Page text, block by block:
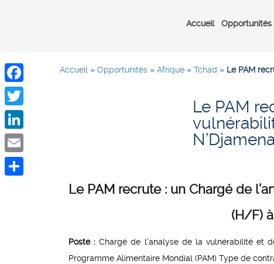
Accueil Opportunités
Accueil » Opportunités » Afrique » Tchad » Le PAM
Le PAM
Le PAM recrute : un Chargé de
(H/F)
Poste : Chargé de l’analyse de la vulnérabilité et
Programme Alimentaire Mondial (PAM) Type de
Facebook
Twitter
LinkedIn
Email